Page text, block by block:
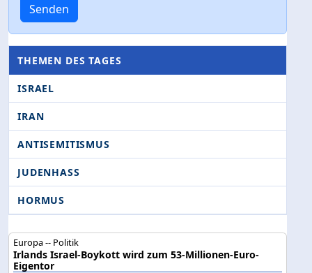
Senden
THEMEN DES TAGES
ISRAEL
IRAN
ANTISEMITISMUS
JUDENHASS
HORMUS
Europa -- Politik
Irlands Israel-Boykott wird zum 53-Millionen-Euro-
Eigentor